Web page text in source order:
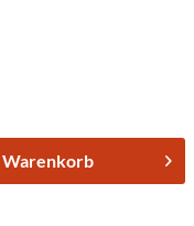
Warenkorb